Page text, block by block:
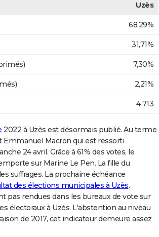
Uzès
68,29%
31,71%
7,30%
2,21%
4 713
2022 à Uzès est désormais publié. Au terme
Emmanuel Macron qui est ressorti
24 avril. Grâce à 61% des votes, le
sur Marine Le Pen. La fille du
suffrages. La prochaine échéance
des élections municipales à Uzès.
pas rendues dans les bureaux de vote sur
électoraux à Uzès. L'abstention au niveau
de 2017, cet indicateur demeure assez